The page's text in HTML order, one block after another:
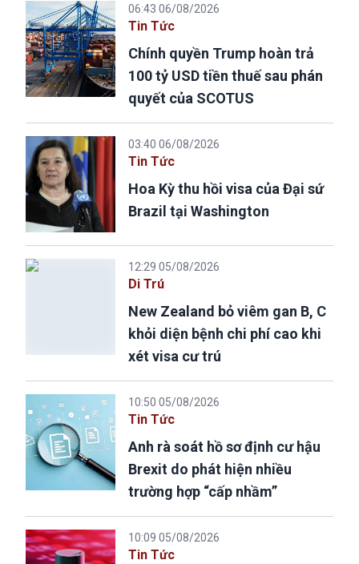
06:43 06/08/2026
Tin Tức
Chính quyền Trump hoàn trả
100 tỷ USD tiền thuế sau phán
quyết của SCOTUS
03:40 06/08/2026
Tin Tức
Hoa Kỳ thu hồi visa của Đại sứ
Brazil tại Washington
12:29 05/08/2026
Di Trú
New Zealand bỏ viêm gan B, C
khỏi diện bệnh chi phí cao khi
xét visa cư trú
10:50 05/08/2026
Tin Tức
Anh rà soát hồ sơ định cư hậu
Brexit do phát hiện nhiều
trường hợp “cấp nhầm”
10:09 05/08/2026
Tin Tức